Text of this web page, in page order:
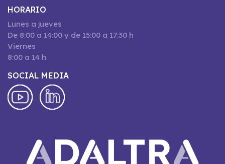
HORARIO
Lunes a jueves
De 8:00 a 14:00 y de 15:00 a 17:30 h
Viernes
8:00 a 14 h
SOCIAL MEDIA